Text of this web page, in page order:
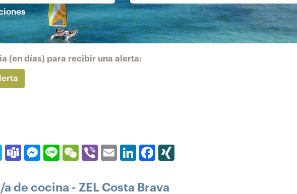
(en días) para recibir una alerta:
Telegram
TeamsMessenger
Line WeChatViberEmailLinkedInFacebook
de cocina - ZEL Costa Brava